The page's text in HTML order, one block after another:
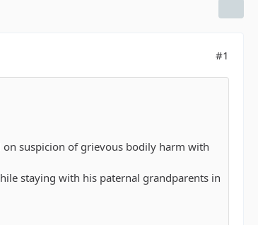
#1
suspicion of grievous bodily harm with
staying with his paternal grandparents in